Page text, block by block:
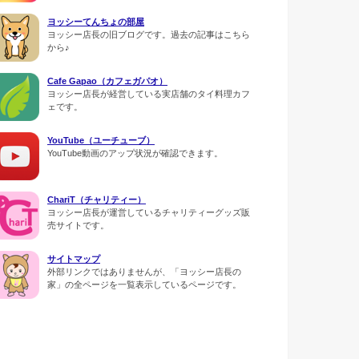
ヨッシーてんちょの部屋
ヨッシー店長の旧ブログです。過去の記事はこちら
から♪
Cafe Gapao（カフェガパオ）
ヨッシー店長が経営している実店舗のタイ料理カフ
ェです。
YouTube（ユーチューブ）
YouTube動画のアップ状況が確認できます。
ChariT（チャリティー）
ヨッシー店長が運営しているチャリティーグッズ販
売サイトです。
サイトマップ
外部リンクではありませんが、「ヨッシー店長の
家」の全ページを一覧表示しているページです。